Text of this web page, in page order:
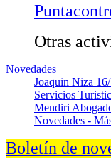
Otras
Novedades
Joaquin Niza
Servicios
Mendiri
Novedades -
Boletín de